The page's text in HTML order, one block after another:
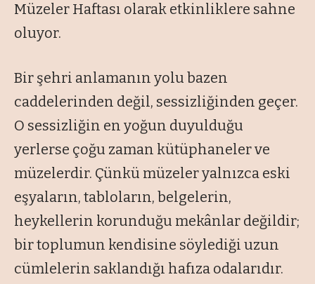
Müzeler Haftası olarak etkinliklere sahne
oluyor.
Bir şehri anlamanın yolu bazen
caddelerinden değil, sessizliğinden geçer.
O sessizliğin en yoğun duyulduğu
yerlerse çoğu zaman kütüphaneler ve
müzelerdir. Çünkü müzeler yalnızca eski
eşyaların, tabloların, belgelerin,
heykellerin korunduğu mekânlar değildir;
bir toplumun kendisine söylediği uzun
cümlelerin saklandığı hafıza odalarıdır.